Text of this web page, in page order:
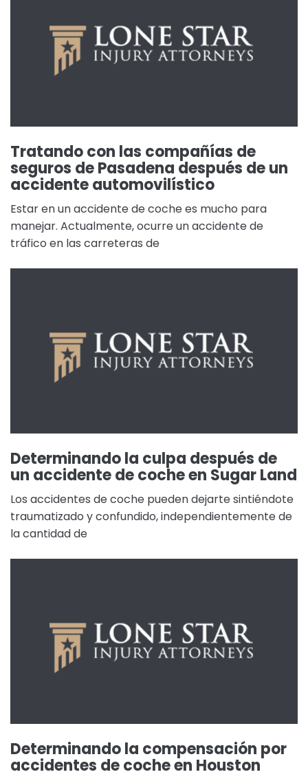
Tratando con las compañías de
seguros de Pasadena después de un
accidente automovilístico
Estar en un accidente de coche es mucho para
manejar. Actualmente, ocurre un accidente de
tráfico en las carreteras de
Determinando la culpa después de
un accidente de coche en Sugar Land
Los accidentes de coche pueden dejarte sintiéndote
traumatizado y confundido, independientemente de
la cantidad de
Determinando la compensación por
accidentes de coche en Houston